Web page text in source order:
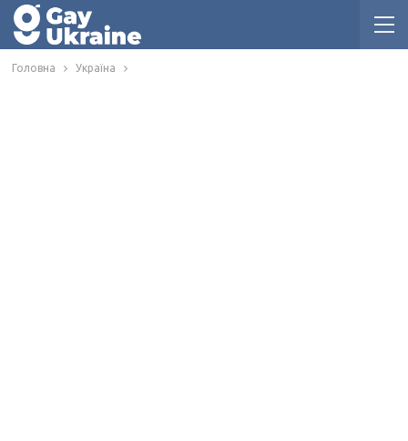
Головна Україна